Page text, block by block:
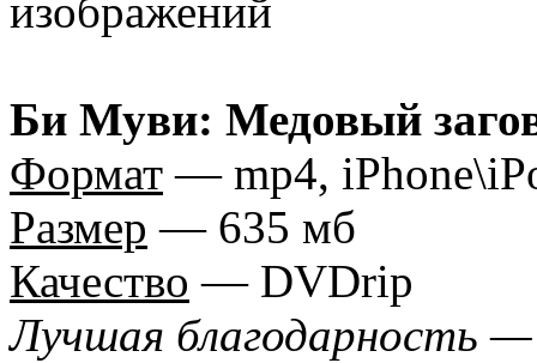
Би Муви: Медовый
Формат — mp4,
Размер — 635 мб
Качество — DVDrip
Лучшая благодарность